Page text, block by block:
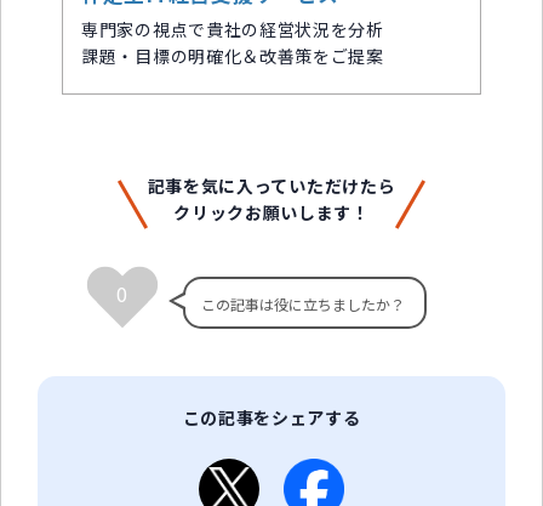
専門家の視点で貴社の経営状況を分析
課題・目標の明確化＆改善策をご提案
記事を気に入っていただけたら
クリックお願いします！
0
この記事をシェアする